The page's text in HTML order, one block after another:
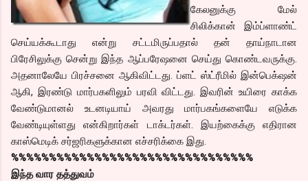
கேலனுக்கு மேல்
சிலிக்கான் இம்ப்ளாண்ட்
செய்யக்கூடாது என்று சட்டமிருப்பதால் தன் தாய்நாடான
பிரேசிலுக்கு சென்று இந்த ஆப்பரேஷனை செய்து கொண்டவருக்கு.
அதனாலேயே பிரச்சனை ஆகிவிட்டது. ப்ளட் ஸ்ட்ரீமில் இன்பெக்‌ஷன்
ஆகி, இரண்டு மார்பகளிலும் பரவி விட்டது. இவரின் உயிரை காக்க
வேண்டுமானல் உடனடியாய் அவரது மார்பகங்களையே எடுக்க
வேண்டியுள்ளது என்கிறார்கள் டாக்டர்கள். இயற்கைக்கு எதிரான
காஸ்மெடிக் சர்ஜரிகளுக்கான எச்சரிக்கை இது.
%%%%%%%%%%%%%%%%%%%%%%%%%%%%%%%%
இந்த வார தத்துவம்